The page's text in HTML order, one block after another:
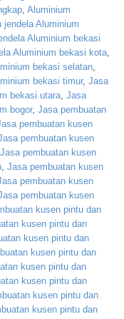
, Aluminium
Aluminium
Aluminium bekasi
Aluminium bekasi kota,
bekasi selatan,
bekasi timur, Jasa
bekasi utara, Jasa
bogor, Jasa pembuatan
pembuatan kusen
pembuatan kusen
Jasa pembuatan kusen
, Jasa pembuatan kusen
pembuatan kusen
pembuatan kusen
kusen pintu dan
kusen pintu dan
kusen pintu dan
kusen pintu dan
kusen pintu dan
kusen pintu dan
kusen pintu dan
kusen pintu dan